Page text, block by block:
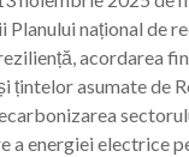
național de
acordarea
asumate de
energiei electrice